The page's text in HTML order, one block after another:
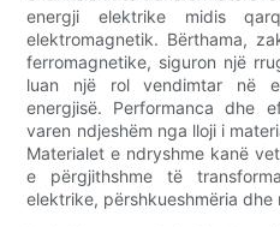
energji elektrike midis
elektromagnetik. Bërthama,
ferromagnetike, siguron një
luan një rol vendimtar në
energjisë. Performanca dhe
varen ndjeshëm nga lloji i
Materialet e ndryshme kanë
e përgjithshme të
elektrike, përshkueshmëria dhe